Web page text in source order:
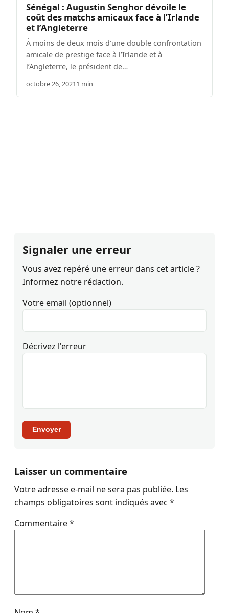
Sénégal : Augustin Senghor dévoile le
coût des matchs amicaux face à l’Irlande
et l’Angleterre
À moins de deux mois d’une double confrontation
amicale de prestige face à l’Irlande et à
l’Angleterre, le président de…
octobre 26, 20211 min
Signaler une erreur
Vous avez repéré une erreur dans cet article ?
Informez notre rédaction.
Votre email (optionnel)
Décrivez l'erreur
Envoyer
Laisser un commentaire
Votre adresse e-mail ne sera pas publiée. Les
champs obligatoires sont indiqués avec *
Commentaire*